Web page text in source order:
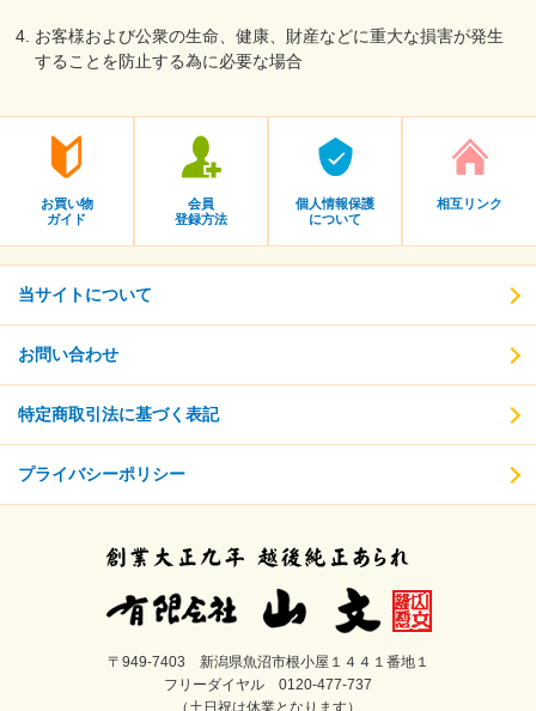
お客様および公衆の生命、健康、財産などに重大な損害が発生
することを防止する為に必要な場合
お買い物
ガイド
会員
登録方法
個人情報保護
について
相互リンク
当サイトについて
お問い合わせ
特定商取引法に基づく表記
プライバシーポリシー
〒949‐7403 新潟県魚沼市根小屋１４４１番地１
フリーダイヤル 0120-477-737
（土日祝は休業となります）